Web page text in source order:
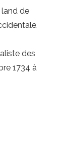
de
des
1734 à